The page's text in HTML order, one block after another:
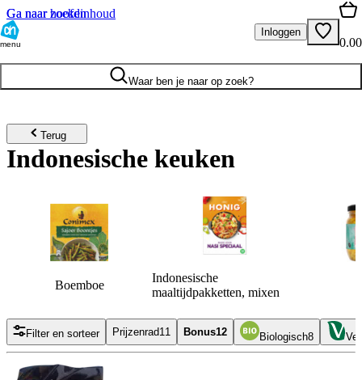
Ga naar hoofdinhoud
Ga naar zoeken
menu
Inloggen
0.00
Waar ben je naar op zoek?
Terug
Indonesische keuken
Boemboe
Indonesische
maaltijdpakketten, mixen
Filter en sorteer Prijzenrad11 Bonus12 Biologisch8